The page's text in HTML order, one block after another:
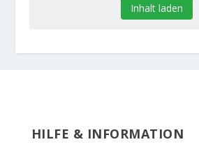
Inhalt laden
HILFE & INFORMATION